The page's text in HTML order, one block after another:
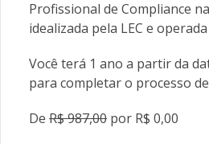
Profissional de Compliance
idealizada pela LEC e
Você terá 1 ano a partir da
para completar o processo
De R$ 987,00 por R$ 0,00